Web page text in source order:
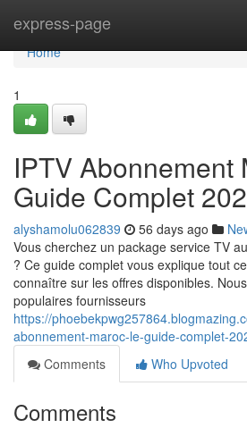
express-page
Home
Home
1
IPTV Abonnement
Guide Complet
alyshamolu062839 56 days ago
Vous cherchez un package service TV
? Ce guide complet vous explique tout
connaître sur les offres disponibles.
populaires fournisseurs
https://
abonnement-maroc-le-guide-complet-
Comments
Who Upvoted
Comments